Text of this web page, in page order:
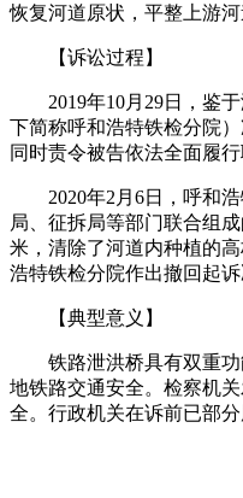
恢复河道原状，平整上游
【诉讼过程】
2019年10月29日，鉴
下简称呼和浩特铁检分院
同时责令被告依法全面履
2020年2月6日，呼和
局、征拆局等部门联合组
米，清除了河道内种植的
浩特铁检分院作出撤回起诉
【典型意义】
铁路泄洪桥具有双重
地铁路交通安全。检察机
全。行政机关在诉前已部